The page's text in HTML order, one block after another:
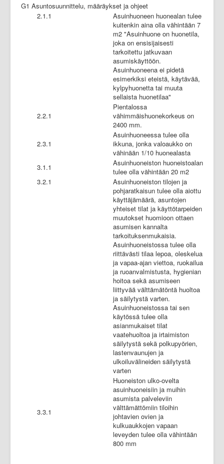
G1 Asuntosuunnittelu, määräykset ja ohjeet
2.1.1
Asuinhuoneen huonealan tulee
kuitenkin aina olla vähintään 7
m2 "Asuinhuone on huonetila,
joka on ensisijaisesti
tarkoitettu jatkuvaan
asumiskäyttöön.
Asuinhuoneena ei pidetä
esimerkiksi eteistä, käytävää,
kylpyhuonetta tai muuta
sellaista huonetilaa"
2.2.1
Pientalossa
vähimmäishuonekorkeus on
2400 mm.
2.3.1
Asuinhuoneessa tulee olla
ikkuna, jonka valoaukko on
vähinään 1/10 huonealasta
3.1.1
Asuinhuoneiston huoneistoalan
tulee olla vähintään 20 m2
3.2.1
Asuinhuoneiston tilojen ja
pohjaratkaisun tulee olla aiottu
käyttäjämäärä, asuntojen
yhteiset tilat ja käyttötarpeiden
muutokset huomioon ottaen
asumisen kannalta
tarkoituksenmukaisia.
Asuinhuoneistossa tulee olla
riittävästi tilaa lepoa, oleskelua
ja vapaa-ajan viettoa, ruokailua
ja ruoanvalmistusta, hygienian
hoitoa sekä asumiseen
liittyvää välttämätöntä huoltoa
ja säilytystä varten.
Asuinhuoneistossa tai sen
käytössä tulee olla
asianmukaiset tilat
vaatehuoltoa ja irtaimiston
säilytystä sekä polkupyörien,
lastenvaunujen ja
ulkoiluvälineiden säilytystä
varten
3.3.1
Huoneiston ulko-ovelta
asuinhuoneisiin ja muihin
asumista palveleviin
välttämättömiin tiloihin
johtavien ovien ja
kulkuaukkojen vapaan
leveyden tulee olla vähintään
800 mm